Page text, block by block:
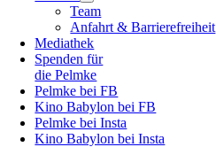
Team
Anfahrt & Barrierefreiheit
Mediathek
Spenden für
die Pelmke
Pelmke bei FB
Kino Babylon bei FB
Pelmke bei Insta
Kino Babylon bei Insta